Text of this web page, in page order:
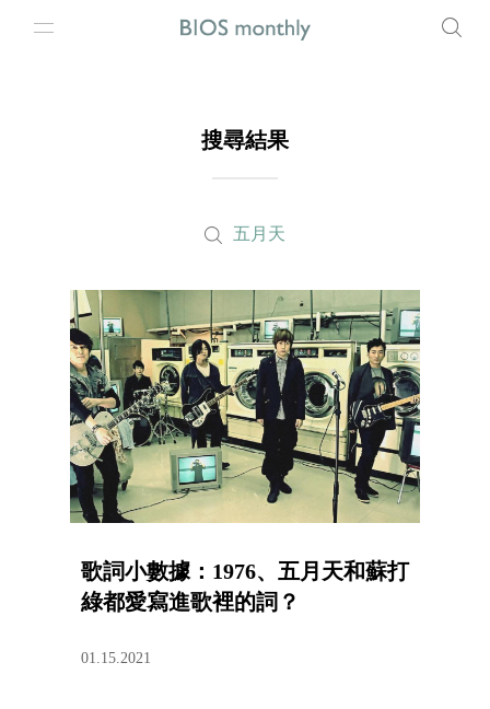
搜尋結果
五月天
歌詞小數據：1976、五月天和蘇打
綠都愛寫進歌裡的詞？
01.15.2021